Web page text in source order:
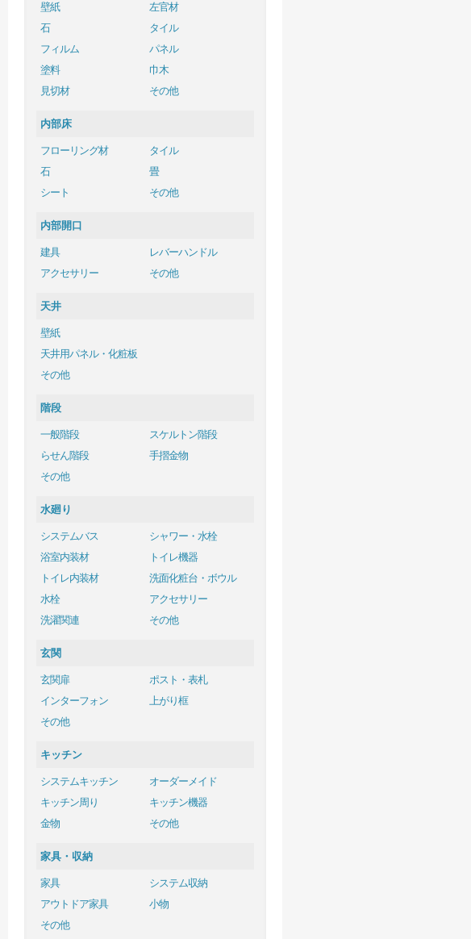
壁紙
左官材
石
タイル
フィルム
パネル
塗料
巾木
見切材
その他
内部床
フローリング材
タイル
石
畳
シート
その他
内部開口
建具
レバーハンドル
アクセサリー
その他
天井
壁紙
天井用パネル・化粧板
その他
階段
一般階段
スケルトン階段
らせん階段
手摺金物
その他
水廻り
システムバス
シャワー・水栓
浴室内装材
トイレ機器
トイレ内装材
洗面化粧台・ボウル
水栓
アクセサリー
洗濯関連
その他
玄関
玄関扉
ポスト・表札
インターフォン
上がり框
その他
キッチン
システムキッチン
オーダーメイド
キッチン周り
キッチン機器
金物
その他
家具・収納
家具
システム収納
アウトドア家具
小物
その他